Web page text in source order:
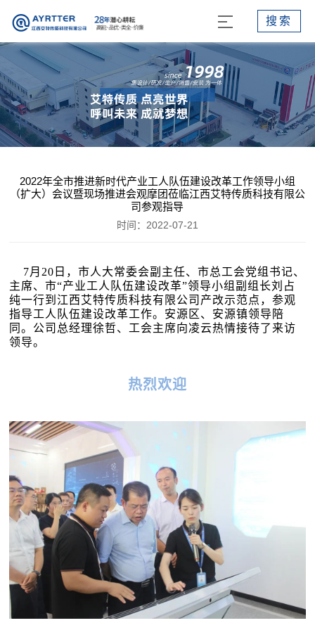
搜索
2022年全市推进新时代产业工人队伍建设改革工作领导小组
（扩大）会议暨现场推进会观摩团莅临江西艾特传质科技有限公
司参观指导
时间：2022-07-21
7月20日，市人大常委会副主任、市总工会党组书记、
主席、市“产业工人队伍建设改革”领导小组副组长刘占
纯一行到江西艾特传质科技有限公司产改示范点，参观
指导工人队伍建设改革工作。安源区、安源镇领导陪
同。 公司总经理徐哲、工会主席向凌云热情接待了来访
领导。
热烈欢迎